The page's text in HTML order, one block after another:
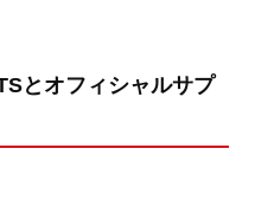
とオフィシャルサプ